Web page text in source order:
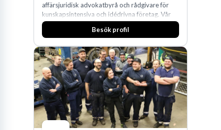
affärsjuridisk advokatbyrå och rådgivare för
kunskapsintensiva och idédrivna företag. Vår
expertis inom IP-tillgångar har gett oss en
marknadsledande position. Våra klienter väljer
skydda, utveckla och kommersialisera
företagets viktigaste tillgångar.
Besök profil